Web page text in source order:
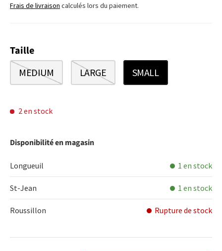
Frais de livraison calculés lors du paiement.
Taille
MEDIUM LARGE SMALL
2 en stock
Disponibilité en magasin
Longueuil 1 en stock
St-Jean 1 en stock
Roussillon Rupture de stock